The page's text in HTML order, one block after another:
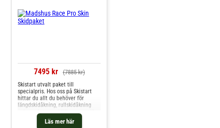
7495 kr (7885 kr)
Läs mer här
Skistart utvalt paket till
specialpris. Hos oss på Skistart
hittar du allt du behöver för
längdskidåkning, rullskidåkning
och mycket mer. Välkommen till